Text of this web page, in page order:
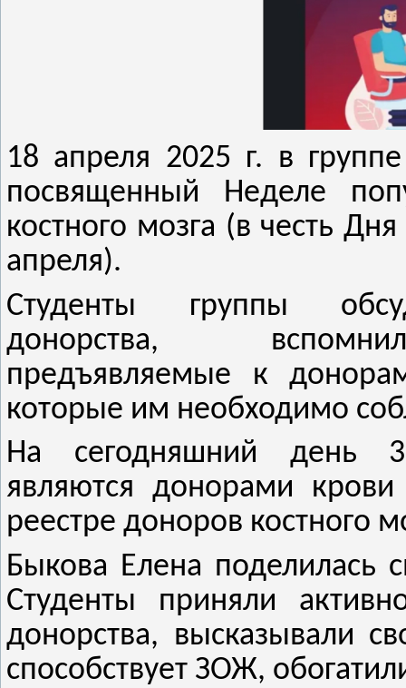
18 апреля 2025 г. в
посвященный Неделе
костного мозга (в честь
апреля).
Студенты группы
донорства,
предъявляемые к
которые им необходимо
На сегодняшний день 3
являются донорами
реестре доноров костного
Быкова Елена поделилась
Студенты приняли
донорства, высказывали
способствует ЗОЖ,